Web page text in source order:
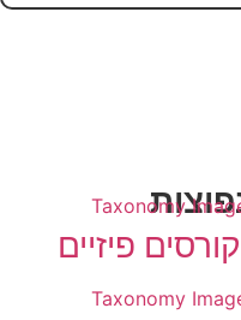
קורסים פיזיים